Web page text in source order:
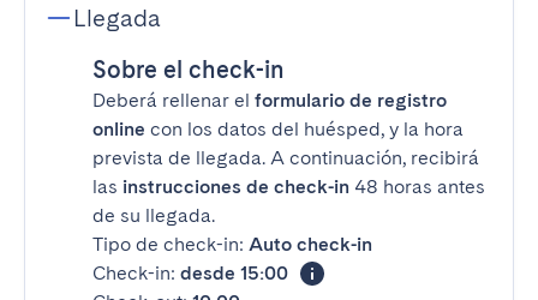
Llegada
Sobre el check-in
Deberá rellenar el formulario de registro
online con los datos del huésped, y la hora
prevista de llegada. A continuación, recibirá
las instrucciones de check-in 48 horas antes
de su llegada.
Tipo de check-in: Auto check-in
Check-in: desde 15:00